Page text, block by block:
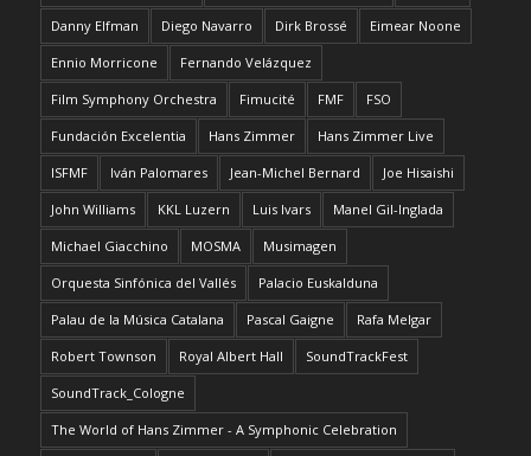
Danny Elfman Diego Navarro Dirk Brossé Eimear Noone
Ennio Morricone Fernando Velázquez
Film Symphony Orchestra Fimucité FMF FSO
Fundación Excelentia Hans Zimmer Hans Zimmer Live
ISFMF Iván Palomares Jean-Michel Bernard Joe Hisaishi
John Williams KKL Luzern Luis Ivars Manel Gil-Inglada
Michael Giacchino MOSMA Musimagen
Orquesta Sinfónica del Vallés Palacio Euskalduna
Palau de la Música Catalana Pascal Gaigne Rafa Melgar
Robert Townson Royal Albert Hall SoundTrackFest
SoundTrack_Cologne
The World of Hans Zimmer - A Symphonic Celebration